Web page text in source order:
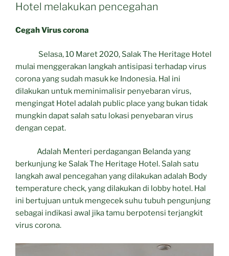
Hotel melakukan pencegahan
Cegah Virus corona
Selasa, 10 Maret 2020, Salak The Heritage Hotel
mulai menggerakan langkah antisipasi terhadap virus
corona yang sudah masuk ke Indonesia. Hal ini
dilakukan untuk meminimalisir penyebaran virus,
mengingat Hotel adalah public place yang bukan tidak
mungkin dapat salah satu lokasi penyebaran virus
dengan cepat.
Adalah Menteri perdagangan Belanda yang
berkunjung ke Salak The Heritage Hotel. Salah satu
langkah awal pencegahan yang dilakukan adalah Body
temperature check, yang dilakukan di lobby hotel. Hal
ini bertujuan untuk mengecek suhu tubuh pengunjung
sebagai indikasi awal jika tamu berpotensi terjangkit
virus corona.